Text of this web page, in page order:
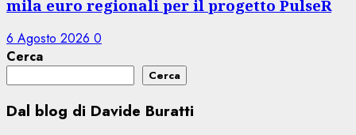
mila euro regionali per il progetto PulseR
6 Agosto 2026 0
Cerca
Cerca
Dal blog di Davide Buratti